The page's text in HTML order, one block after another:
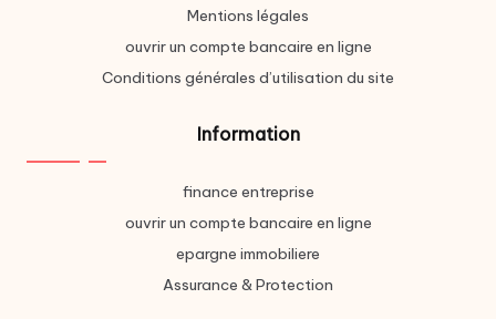
Mentions légales
ouvrir un compte bancaire en ligne
Conditions générales d’utilisation du site
Information
finance entreprise
ouvrir un compte bancaire en ligne
epargne immobiliere
Assurance & Protection